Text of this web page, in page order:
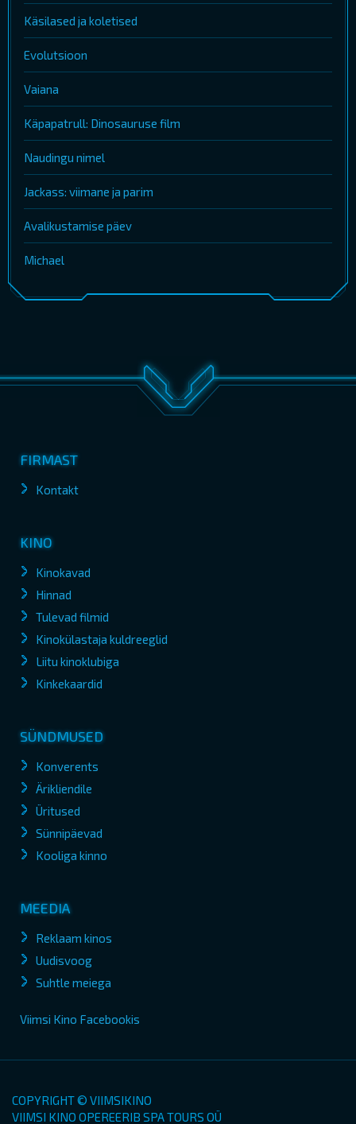
Käsilased ja koletised
Evolutsioon
Vaiana
Käpapatrull: Dinosauruse film
Naudingu nimel
Jackass: viimane ja parim
Avalikustamise päev
Michael
FIRMAST
Kontakt
KINO
Kinokavad
Hinnad
Tulevad filmid
Kinokülastaja kuldreeglid
Liitu kinoklubiga
Kinkekaardid
SÜNDMUSED
Konverents
Ärikliendile
Üritused
Sünnipäevad
Kooliga kinno
MEEDIA
Reklaam kinos
Uudisvoog
Suhtle meiega
Viimsi Kino Facebookis
COPYRIGHT © VIIMSIKINO
VIIMSI KINO OPEREERIB SPA TOURS OÜ